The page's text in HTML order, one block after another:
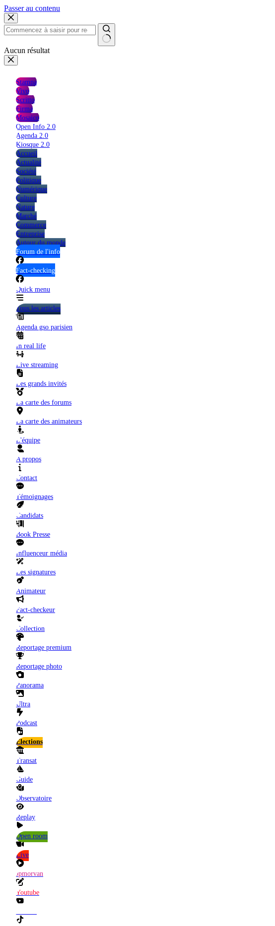
Passer au contenu
Aucun résultat
Stampa
Vivo
Scritto
Firma
Mosaico
Open Info 2.0
Agenda 2.0
Kiosque 2.0
Accueil
Actualité
Société
Politique
Numérique
Culture
Nature
Marché
Commerce
Entreprise
Autour du monde
Forum de l'info
Fact-checking
Quick menu
Tous les articles
Agenda gso parisien
In real life
Live streaming
Les grands invités
La carte des forums
La carte des animateurs
L'équipe
A propos
Contact
Témoignages
Candidats
Book Presse
Influenceur média
Les signatures
Animateur
Fact-checkeur
Collection
Reportage premium
Reportage photo
Panorama
Ultra
Podcast
Elections
Transat
Guide
Observatoire
Replay
Open room
Live
Jpmorvan
Youtube